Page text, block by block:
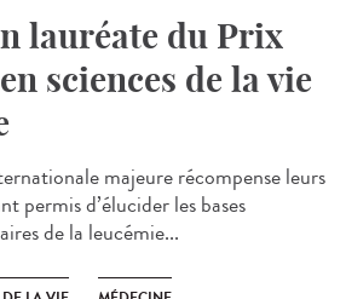
lauréate du Prix
sciences de la vie
majeure récompense leurs
permis d’élucider les bases
de la leucémie...